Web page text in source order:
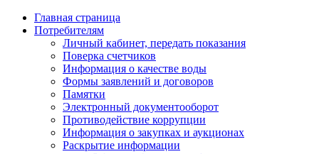
Главная страница
Потребителям
Личный кабинет, передать показания
Поверка счетчиков
Информация о качестве воды
Формы заявлений и договоров
Памятки
Электронный документооборот
Противодействие коррупции
Информация о закупках и аукционах
Раскрытие информации